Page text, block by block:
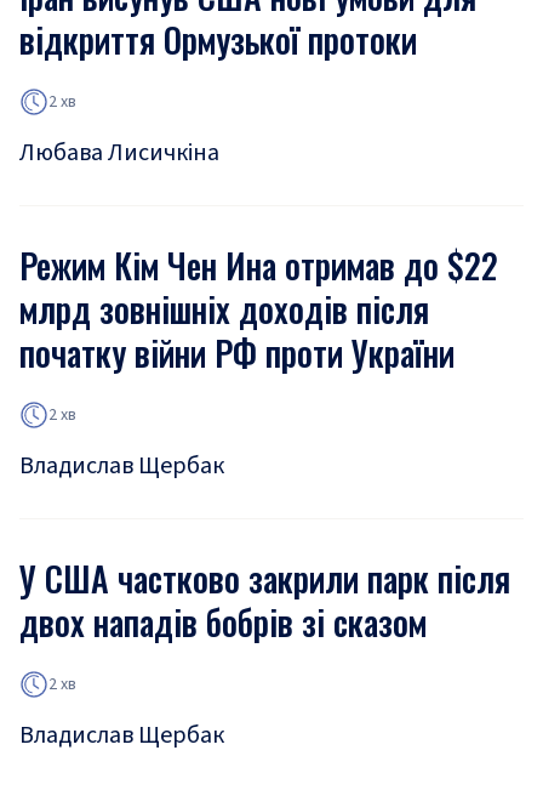
відкриття Ормузької протоки
2 хв
Любава Лисичкіна
Режим Кім Чен Ина отримав до $22
млрд зовнішніх доходів після
початку війни РФ проти України
2 хв
Владислав Щербак
У США частково закрили парк після
двох нападів бобрів зі сказом
2 хв
Владислав Щербак